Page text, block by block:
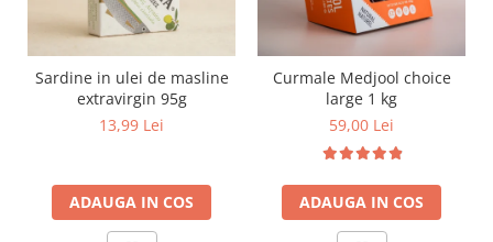
Sardine in ulei de masline
extravirgin 95g
13,99 Lei
ADAUGA IN COS
Curmale Medjool choice
large 1 kg
59,00 Lei
ADAUGA IN COS